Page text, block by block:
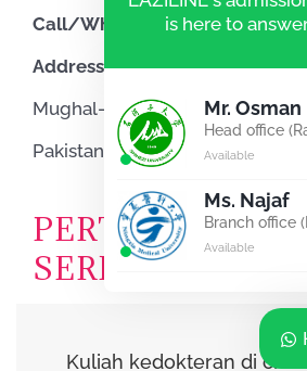
Call/WhatsApp: +92-333-
Address:Office # 604, Garden
Mughal-e-Azam Fort, New
Pakistan.
PERTANYAAN
SERING
Kuliah kedokteran di
is here to
Mr. Osman
Head office
Available
Ms. Najaf
Branch office
Available